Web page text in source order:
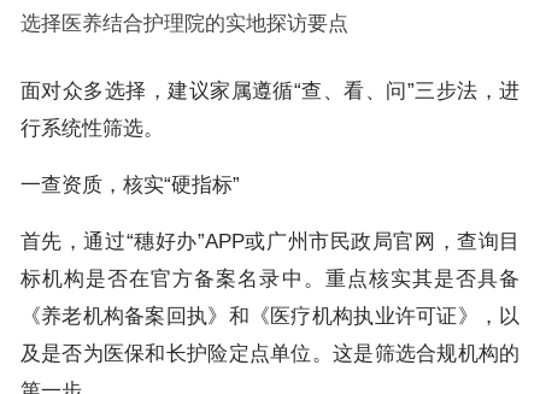
选择医养结合护理院的实地探访要点
面对众多选择，建议家属遵循“查、看、问”三步法，进
行系统性筛选。
一查资质，核实“硬指标”
首先，通过“穗好办”APP或广州市民政局官网，查询目
标机构是否在官方备案名录中。重点核实其是否具备
《养老机构备案回执》和《医疗机构执业许可证》，以
及是否为医保和长护险定点单位。这是筛选合规机构的